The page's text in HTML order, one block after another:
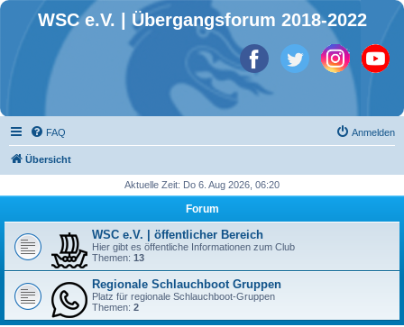
WSC e.V. | Übergangsforum 2018-2022
FAQ Anmelden
Übersicht
Aktuelle Zeit: Do 6. Aug 2026, 06:20
Forum
WSC e.V. | öffentlicher Bereich
Hier gibt es öffentliche Informationen zum Club
Themen: 13
Regionale Schlauchboot Gruppen
Platz für regionale Schlauchboot-Gruppen
Themen: 2